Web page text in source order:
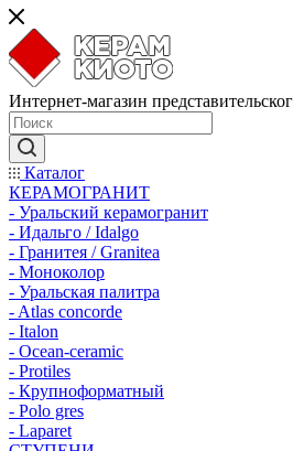
Интернет-магазин
Каталог
КЕРАМОГРАНИТ
- Уральский керамогранит
- Идальго / Idalgo
- Гранитея / Granitea
- Моноколор
- Уральская палитра
- Atlas concorde
- Italon
- Ocean-ceramic
- Protiles
- Крупноформатный
- Polo gres
- Laparet